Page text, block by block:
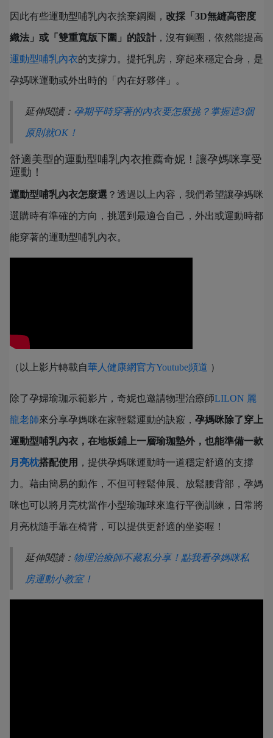
因此有些運動型哺乳內衣捨棄鋼圈， 改採「3D無縫高密度
織法」或「雙重寬版下圍」的設計 ，沒有鋼圈，依然能提高
運動型哺乳內衣的支撐力。提托乳房，穿起來穩定合身，是
孕媽咪運動或外出時的「內在好夥伴」。
延伸閱讀： 孕期平時穿著的內衣要怎麼挑？掌握這3個
原則就OK！
舒適美型的運動型哺乳內衣推薦奇妮！讓孕媽咪享受
運動！
運動型哺乳內衣怎麼選 ？透過以上內容，我們希望讓孕媽咪
選購時有準確的方向，挑選到最適合自己，外出或運動時都
能穿著的運動型哺乳內衣。
（以上影片轉載自華人健康網官方Youtube頻道 ）
除了孕婦瑜珈示範影片，奇妮也邀請物理治療師LILON 麗
龍老師來分享孕媽咪在家輕鬆運動的訣竅， 孕媽咪除了穿上
運動型哺乳內衣，在地板鋪上一層瑜珈墊外，也能準備一款
月亮枕搭配使用 ，提供孕媽咪運動時一道穩定舒適的支撐
力。藉由簡易的動作，不但可輕鬆伸展、放鬆腰背部，孕媽
咪也可以將月亮枕當作小型瑜珈球來進行平衡訓練，日常將
月亮枕隨手靠在椅背，可以提供更舒適的坐姿喔！
延伸閱讀： 物理治療師不藏私分享！點我看孕媽咪私
房運動小教室！